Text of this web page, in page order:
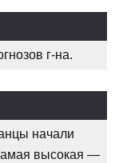
г-на.
начали
высокая —